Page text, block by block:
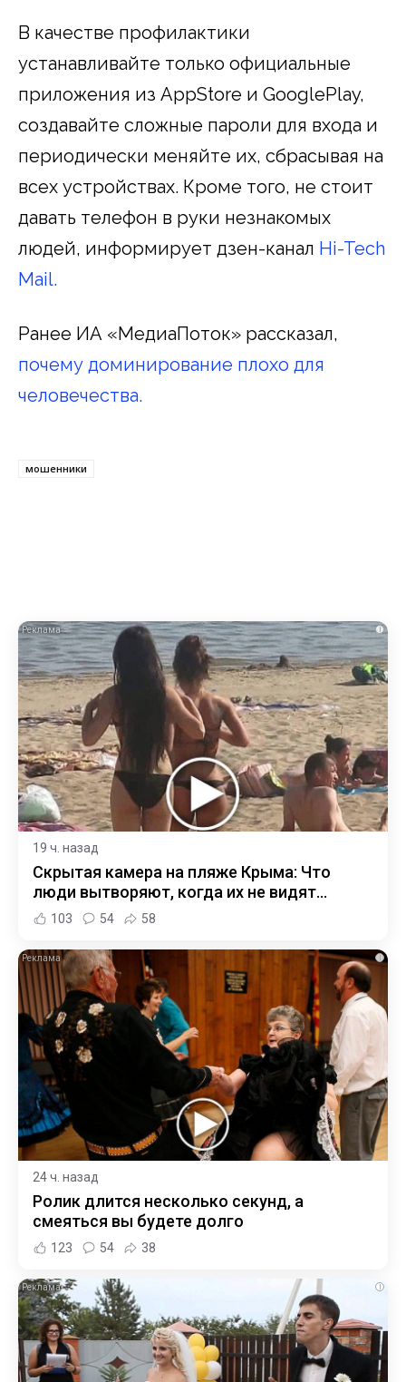
В качестве профилактики
устанавливайте только официальные
приложения из AppStore и GooglePlay,
создавайте сложные пароли для входа и
периодически меняйте их, сбрасывая на
всех устройствах. Кроме того, не стоит
давать телефон в руки незнакомых
людей, информирует дзен-канал Hi-Tech
Mail.
Ранее ИА «МедиаПоток» рассказал,
почему доминирование плохо для
человечества.
мошенники
i
19 ч. назад
Скрытая камера на пляже Крыма: Что
люди вытворяют, когда их не видят...
103 54 58
i
24 ч. назад
Ролик длится несколько секунд, а
смеяться вы будете долго
123 54 38
i